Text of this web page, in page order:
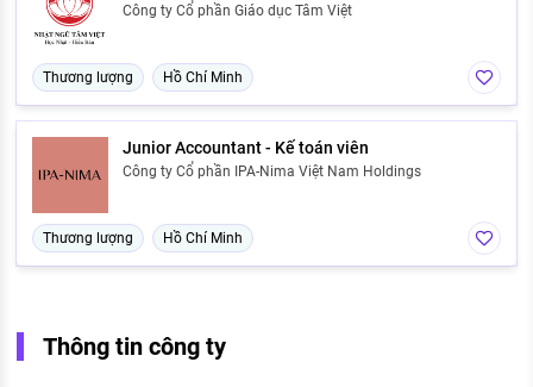
Công ty Cổ phần Giáo dục Tâm Việt
Thương lượng Hồ Chí Minh
Junior Accountant - Kế toán viên
Công ty Cổ phần IPA-Nima Việt Nam Holdings
Thương lượng Hồ Chí Minh
Thông tin công ty